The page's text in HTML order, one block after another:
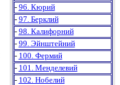
- 96. Кюрий
- 97. Берклий
- 98. Калифорний
- 99. Эйнштейний
- 100. Фермий
- 101. Менделевий
- 102. Нобелий